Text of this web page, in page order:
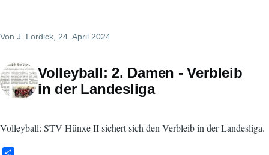
Von J. Lordick , 24. April 2024
Volleyball: 2. Damen - Verbleib
in der Landesliga
Volleyball: STV Hünxe II sichert sich den Verbleib in der Landesliga.